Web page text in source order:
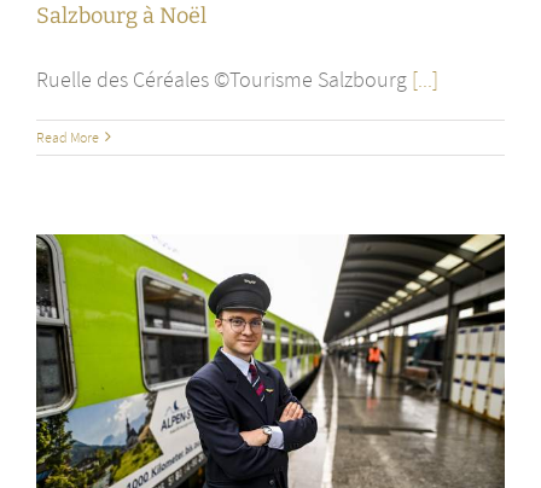
Salzbourg à Noël
Ruelle des Céréales ©Tourisme Salzbourg [...]
Read More